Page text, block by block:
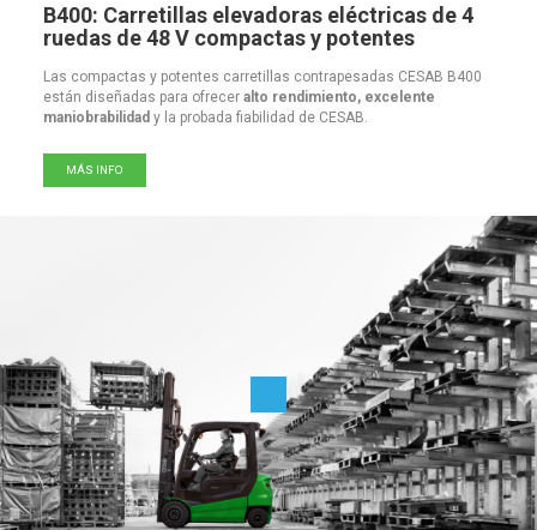
B400: Carretillas elevadoras eléctricas de 4
ruedas de 48 V compactas y potentes
Las compactas y potentes carretillas contrapesadas CESAB B400
están diseñadas para ofrecer alto rendimiento, excelente
maniobrabilidad y la probada fiabilidad de CESAB.
MÁS INFO